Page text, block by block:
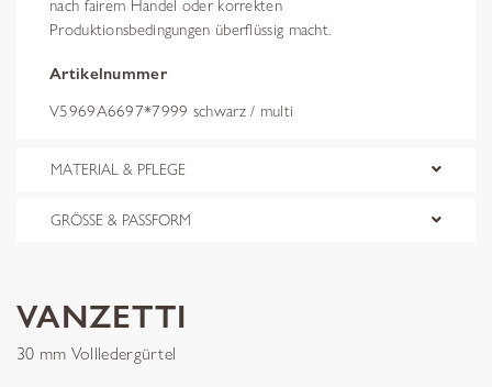
nach fairem Handel oder korrekten
Produktionsbedingungen überflüssig macht.
Artikelnummer
V5969A6697*7999 schwarz / multi
MATERIAL & PFLEGE
GRÖSSE & PASSFORM
VANZETTI
30 mm Vollledergürtel